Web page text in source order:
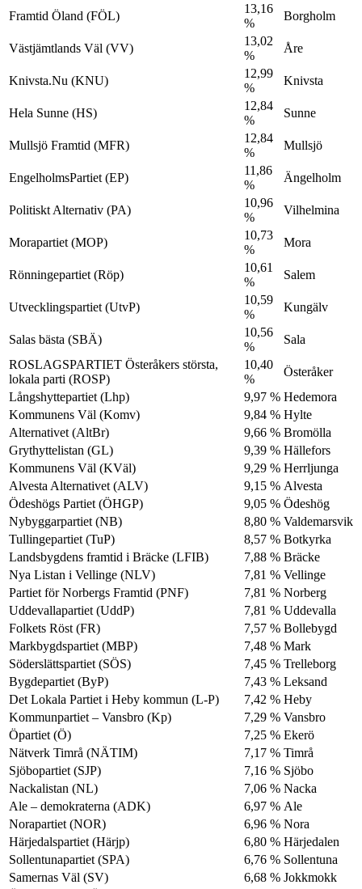
Framtid Öland (FÖL)
13,16
%
Borgholm
Västjämtlands Väl (VV)
13,02
%
Åre
Knivsta.Nu (KNU)
12,99
%
Knivsta
Hela Sunne (HS)
12,84
%
Sunne
Mullsjö Framtid (MFR)
12,84
%
Mullsjö
EngelholmsPartiet (EP)
11,86
%
Ängelholm
Politiskt Alternativ (PA)
10,96
%
Vilhelmina
Morapartiet (MOP)
10,73
%
Mora
Rönningepartiet (Röp)
10,61
%
Salem
Utvecklingspartiet (UtvP)
10,59
%
Kungälv
Salas bästa (SBÄ)
10,56
%
Sala
ROSLAGSPARTIET Österåkers största,
lokala parti (ROSP)
10,40
%
Österåker
Långshyttepartiet (Lhp)
9,97 % Hedemora
Kommunens Väl (Komv)
9,84 % Hylte
Alternativet (AltBr)
9,66 % Bromölla
Grythyttelistan (GL)
9,39 % Hällefors
Kommunens Väl (KVäl)
9,29 % Herrljunga
Alvesta Alternativet (ALV)
9,15 % Alvesta
Ödeshögs Partiet (ÖHGP)
9,05 % Ödeshög
Nybyggarpartiet (NB)
8,80 % Valdemarsvik
Tullingepartiet (TuP)
8,57 % Botkyrka
Landsbygdens framtid i Bräcke (LFIB)
7,88 % Bräcke
Nya Listan i Vellinge (NLV)
7,81 % Vellinge
Partiet för Norbergs Framtid (PNF)
7,81 % Norberg
Uddevallapartiet (UddP)
7,81 % Uddevalla
Folkets Röst (FR)
7,57 % Bollebygd
Markbygdspartiet (MBP)
7,48 % Mark
Söderslättspartiet (SÖS)
7,45 % Trelleborg
Bygdepartiet (ByP)
7,43 % Leksand
Det Lokala Partiet i Heby kommun (L-P)
7,42 % Heby
Kommunpartiet – Vansbro (Kp)
7,29 % Vansbro
Öpartiet (Ö)
7,25 % Ekerö
Nätverk Timrå (NÄTIM)
7,17 % Timrå
Sjöbopartiet (SJP)
7,16 % Sjöbo
Nackalistan (NL)
7,06 % Nacka
Ale – demokraterna (ADK)
6,97 % Ale
Norapartiet (NOR)
6,96 % Nora
Härjedalspartiet (Härjp)
6,80 % Härjedalen
Sollentunapartiet (SPA)
6,76 % Sollentuna
Samernas Väl (SV)
6,68 % Jokkmokk